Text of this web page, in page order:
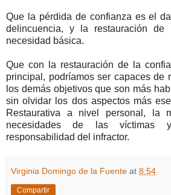
Que la pérdida de confianza es el
delincuencia, y la restauración
necesidad básica.
Que con la restauración de la
principal, podríamos ser capaces de
los demás objetivos que son más
sin olvidar los dos aspectos más
Restaurativa a nivel personal, la
necesidades de las
responsabilidad del infractor.
Virginia Domingo de la Fuente at 8:54
Compartir